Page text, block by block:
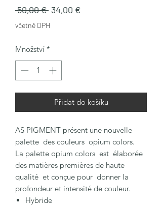
50,00 € Běžná
cena
34,00 €Zvýhodněná
včetně DPH
Množství *
Přidat do košíku
AS PIGMENT présent une nouvelle
palette des couleurs opium colors.
La palette opium colors est élaborée
des matières premières de haute
qualité et conçue pour donner la
profondeur et intensité de couleur.
Hybride